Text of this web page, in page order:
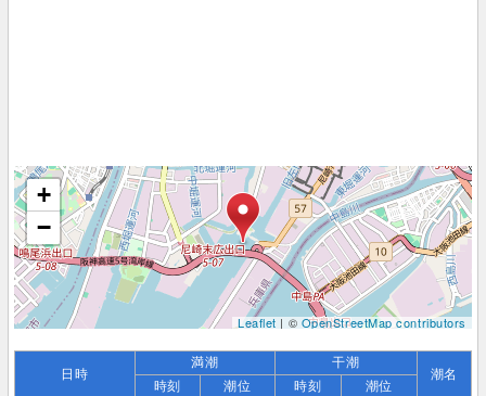
+
−
Leaflet| ©OpenStreetMap contributors
日時
満潮 干潮
潮名
時刻 潮位 時刻 潮位